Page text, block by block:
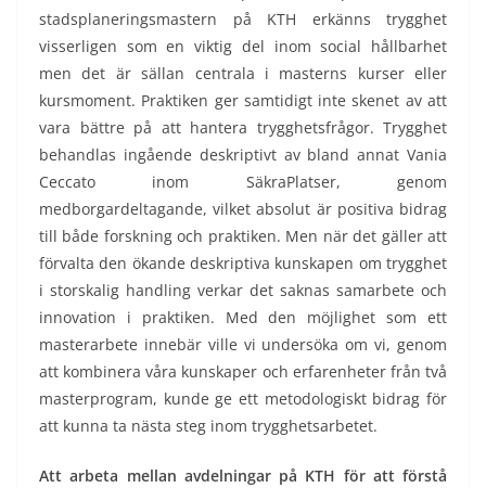
stadsplaneringsmastern på KTH erkänns trygghet
visserligen som en viktig del inom social hållbarhet
men det är sällan centrala i masterns kurser eller
kursmoment. Praktiken ger samtidigt inte skenet av att
vara bättre på att hantera trygghetsfrågor. Trygghet
behandlas ingående deskriptivt av bland annat Vania
Ceccato inom SäkraPlatser, genom
medborgardeltagande, vilket absolut är positiva bidrag
till både forskning och praktiken. Men när det gäller att
förvalta den ökande deskriptiva kunskapen om trygghet
i storskalig handling verkar det saknas samarbete och
innovation i praktiken. Med den möjlighet som ett
masterarbete innebär ville vi undersöka om vi, genom
att kombinera våra kunskaper och erfarenheter från två
masterprogram, kunde ge ett metodologiskt bidrag för
att kunna ta nästa steg inom trygghetsarbetet.
Att arbeta mellan avdelningar på KTH för att förstå